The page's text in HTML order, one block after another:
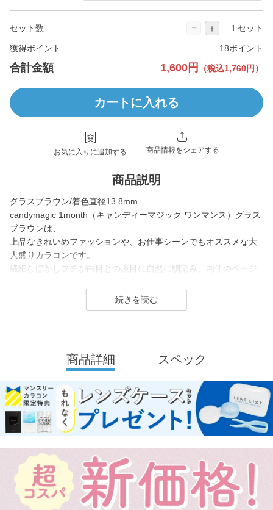
セット数 − ＋ セット
獲得ポイント 18ポイント
合計金額 1,600円 （税込1,760円）
カートに入れる
お気に入りに追加する 商品情報をシェアする
商品説明
グラスブラウン/着色直径13.8mm
candymagic 1month（キャンディーマジック ワンマンス）グラス
ブラウンは、
上品なきれいめファッションや、お仕事シーンでもオススメな大
人盛りカラコンです。
繊細なぼかしフチが白目との境目に自然に馴染み、内側のベージ
今どきの立体感ある瞳になりたい方へ向けた、落ち着いているの
にどこかかわいらしい印象を叶えるデザインです。
がイメージモデルのロングセラーコンタクトレンズブランド。
レンズ直径(DIA)14.5㎜の大きめレンズで瞳を大きく魅せながら、
今っぽく瞳を引き立てる
ナチュラル系・ハーフ系・盛り系までバリエーション豊富にライ
ンナップ。
ハイスペックレンズへとリニューアル！
より可愛く、より瞳に優しく進化し続けるブランドです。
商品詳細 スペック